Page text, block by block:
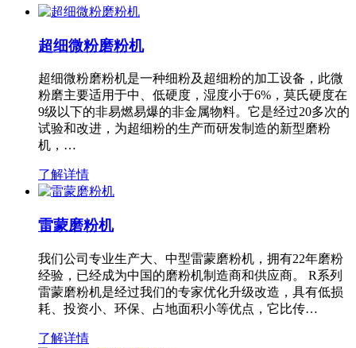
超细微粉磨粉机
超细微粉磨粉机是一种细粉及超细粉的加工设备，此微
粉磨主要适用于中、低硬度，湿度小于6%，莫氏硬度在
9级以下的非易燃易爆的非金属物料。它是经过20多次的
试验和改进，为超细粉的生产而研发制造的新型磨粉
机，…
了解详情
雷蒙磨粉机
我们公司专业生产大、中型雷蒙磨粉机，拥有22年磨粉
经验，已经成为中国的磨粉机制造商和供应商。 R系列
雷蒙磨粉机是经过我们的专家优化升级改造，具有低损
耗、投资小、环保、占地面积小等优点，它比传…
了解详情